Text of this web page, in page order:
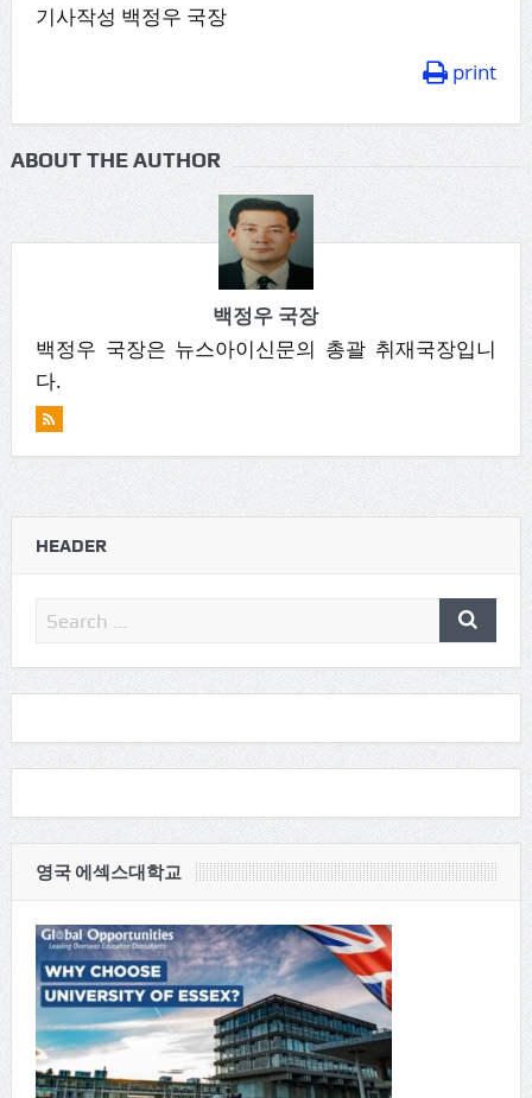
기사작성 백정우 국장
print
ABOUT THE AUTHOR
백정우 국장
백정우 국장은 뉴스아이신문의 총괄 취재국장입니
다.
HEADER
영국 에섹스대학교